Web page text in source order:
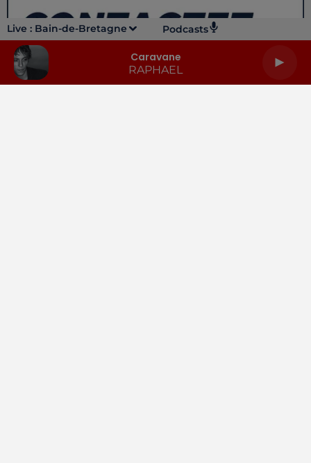
Live : Bain-de-Bretagne Podcasts
Caravane
RAPHAEL